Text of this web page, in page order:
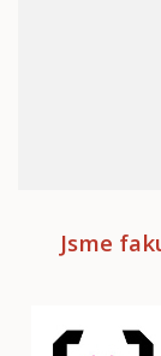
Jsme